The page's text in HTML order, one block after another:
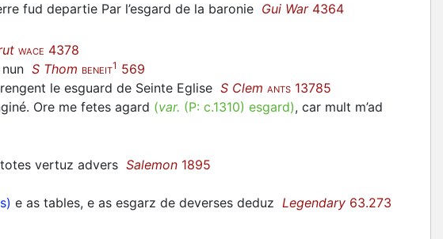
fud departie Par l’esgard de la baronie Gui War4364
WACE 4378
S Thom BENEIT1 569
le esguard de Seinte Eglise S Clem ANTS 13785
Ore me fetes agard (var. (P: c.1310) esgard), car mult m’ad
vertuz advers Salemon 1895
e as tables, e as esgarz de deverses deduz Legendary 63.273